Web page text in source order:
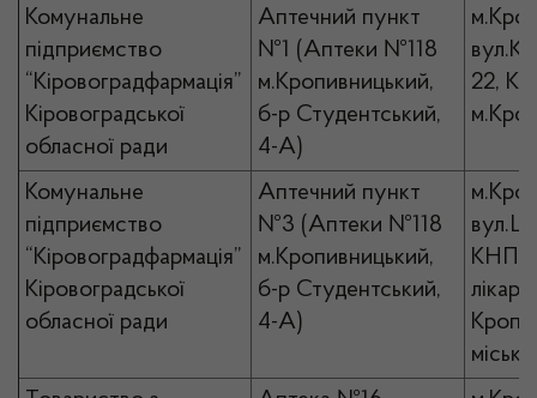
Комунальне
підприємство
“Кіровоградфармація”
Кіровоградської
обласної ради
Аптечний пункт
№1 (Аптеки №118
м.Кропивницький,
б-р Студентський,
4-А)
22,
Комунальне
підприємство
“Кіровоградфармація”
Кіровоградської
обласної ради
Аптечний пункт
№3 (Аптеки №118
м.Кропивницький,
б-р Студентський,
4-А)
КНП